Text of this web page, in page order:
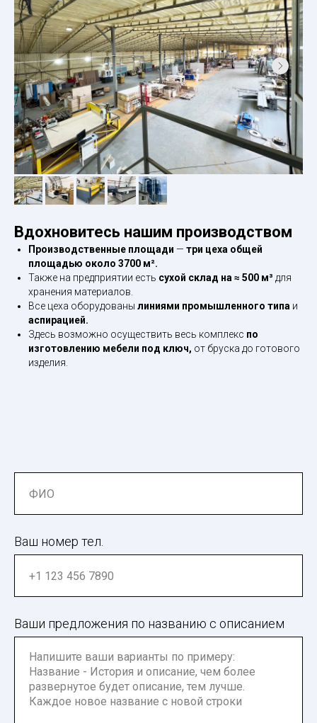
Вдохновитесь нашим производством
Производственные площади — три цеха общей
площадью около 3700 м².
Также на предприятии есть сухой склад на ≈ 500 м³ для
хранения материалов.
Все цеха оборудованы линиями промышленного типа и
аспирацией.
Здесь возможно осуществить весь комплекс по
изготовлению мебели под ключ, от бруска до готового
изделия.
Ваш номер тел.
Ваши предложения по названию с описанием